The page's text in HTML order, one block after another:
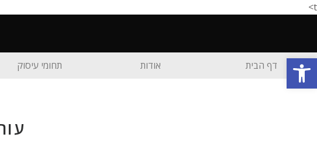
t>
דף הבית אודות תחומי עיסוק פתח סרגל נגישות